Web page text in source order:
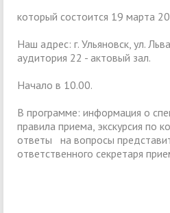
который состоится 19 марта
Наш адрес: г. Ульяновск, ул.
аудитория 22 - актовый зал.
Начало в 10.00.
В программе: информация о
правила приема, экскурсия по
ответы на вопросы
ответственного секретаря